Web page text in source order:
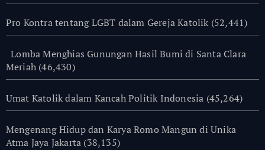
Pro Kontra tentang LGBT dalam Gereja Katolik (52,441)
Lomba Menghias Gunungan Hasil Bumi di Santa Clara
Meriah (46,430)
Umat Katolik dalam Kancah Politik Indonesia (45,264)
Mengenang Hidup dan Karya Romo Mangun di Unika
Atma Jaya Jakarta (38,135)